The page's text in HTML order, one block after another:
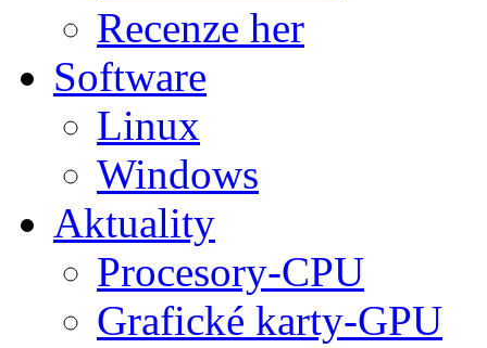
Recenze her
Software
Linux
Windows
Aktuality
Procesory-CPU
Grafické karty-GPU